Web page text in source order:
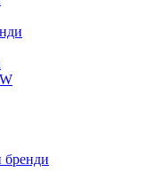
бренди